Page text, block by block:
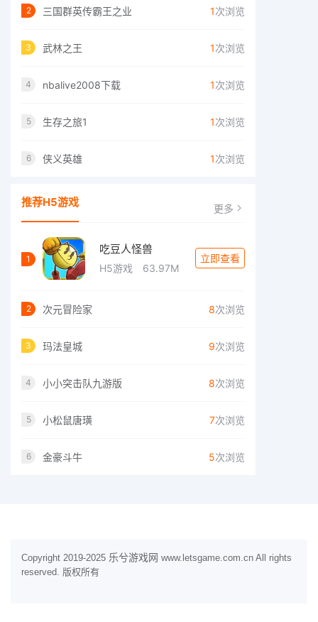
2 三国群英传霸王之业 1次浏览
3 武林之王 1次浏览
4 nbalive2008下载 1次浏览
5 生存之旅1 1次浏览
6 侠义英雄 1次浏览
推荐H5游戏 更多
1
吃豆人怪兽
H5游戏 63.97M
立即查看
2 次元冒险家 8次浏览
3 玛法皇城 9次浏览
4 小小突击队九游版 8次浏览
5 小松鼠唐璜 7次浏览
6 金豪斗牛 5次浏览
Copyright 2019-2025 乐兮游戏网 www.letsgame.com.cn All rights
reserved. 版权所有